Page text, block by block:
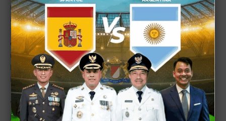
maka H. Sugito pun hendak mengembangkannya secara
akademis. Baginya perjuangan para pendekar silat
Tjimande bukan hanya melalui perguruan silat semata
dan minta bantuan IPSI, namun TTKDH harus bisa
membuat program tersendiri yang sistematik dan
komprehensif serta profesional sehingga pencak silat asli
bangsa Indonesia ini, menjadi besar dengan sendirinya.
"Itulah sebabnya saya membangun kembali semangat
para pendekar dan murid perguruan silat TTKDH dalam